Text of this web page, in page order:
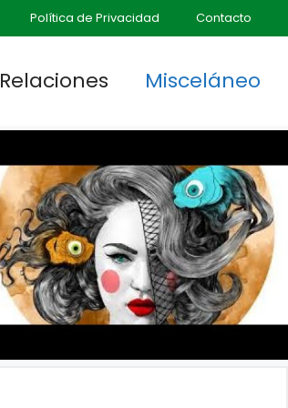
Política de Privacidad Contacto
Relaciones Misceláneo